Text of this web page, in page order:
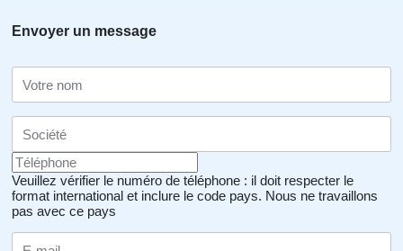
Envoyer un message
Veuillez vérifier le numéro de téléphone : il doit respecter le
format international et inclure le code pays. Nous ne travaillons
pas avec ce pays